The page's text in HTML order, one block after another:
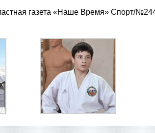
газета «Наше Время» Спорт/